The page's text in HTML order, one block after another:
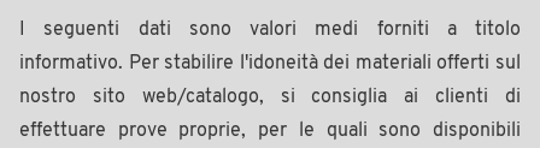
I seguenti dati sono valori medi forniti a titolo
informativo. Per stabilire l'idoneità dei materiali offerti sul
nostro sito web/catalogo, si consiglia ai clienti di
effettuare prove proprie, per le quali sono disponibili